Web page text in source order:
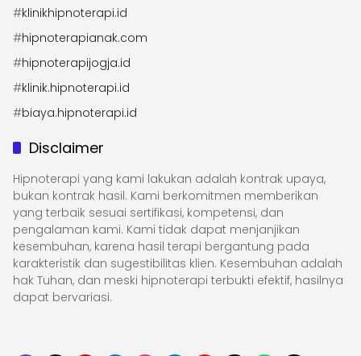
#klinikhipnoterapi.id
#hipnoterapianak.com
#hipnoterapijogja.id
#klinik.hipnoterapi.id
#biaya.hipnoterapi.id
Disclaimer
Hipnoterapi yang kami lakukan adalah kontrak upaya,
bukan kontrak hasil. Kami berkomitmen memberikan
yang terbaik sesuai sertifikasi, kompetensi, dan
pengalaman kami. Kami tidak dapat menjanjikan
kesembuhan, karena hasil terapi bergantung pada
karakteristik dan sugestibilitas klien. Kesembuhan adalah
hak Tuhan, dan meski hipnoterapi terbukti efektif, hasilnya
dapat bervariasi.